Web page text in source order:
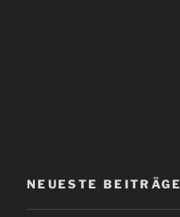
NEUESTE BEITRÄGE